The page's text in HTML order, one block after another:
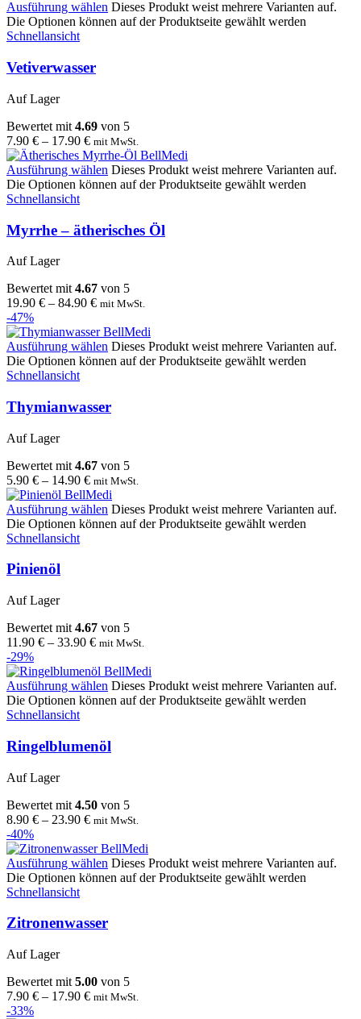
Ausführung wählen Dieses Produkt weist mehrere Varianten auf.
Die Optionen können auf der Produktseite gewählt werden
Schnellansicht
Vetiverwasser
Auf Lager
Bewertet mit 4.69 von 5
7.90 € – 17.90 € mit MwSt.
Ausführung wählen Dieses Produkt weist mehrere Varianten auf.
Die Optionen können auf der Produktseite gewählt werden
Schnellansicht
Myrrhe – ätherisches Öl
Auf Lager
Bewertet mit 4.67 von 5
19.90 € – 84.90 € mit MwSt.
-47%
Ausführung wählen Dieses Produkt weist mehrere Varianten auf.
Die Optionen können auf der Produktseite gewählt werden
Schnellansicht
Thymianwasser
Auf Lager
Bewertet mit 4.67 von 5
5.90 € – 14.90 € mit MwSt.
Ausführung wählen Dieses Produkt weist mehrere Varianten auf.
Die Optionen können auf der Produktseite gewählt werden
Schnellansicht
Pinienöl
Auf Lager
Bewertet mit 4.67 von 5
11.90 € – 33.90 € mit MwSt.
-29%
Ausführung wählen Dieses Produkt weist mehrere Varianten auf.
Die Optionen können auf der Produktseite gewählt werden
Schnellansicht
Ringelblumenöl
Auf Lager
Bewertet mit 4.50 von 5
8.90 € – 23.90 € mit MwSt.
-40%
Ausführung wählen Dieses Produkt weist mehrere Varianten auf.
Die Optionen können auf der Produktseite gewählt werden
Schnellansicht
Zitronenwasser
Auf Lager
Bewertet mit 5.00 von 5
7.90 € – 17.90 € mit MwSt.
-33%